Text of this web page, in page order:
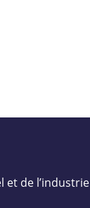
de l’industrie